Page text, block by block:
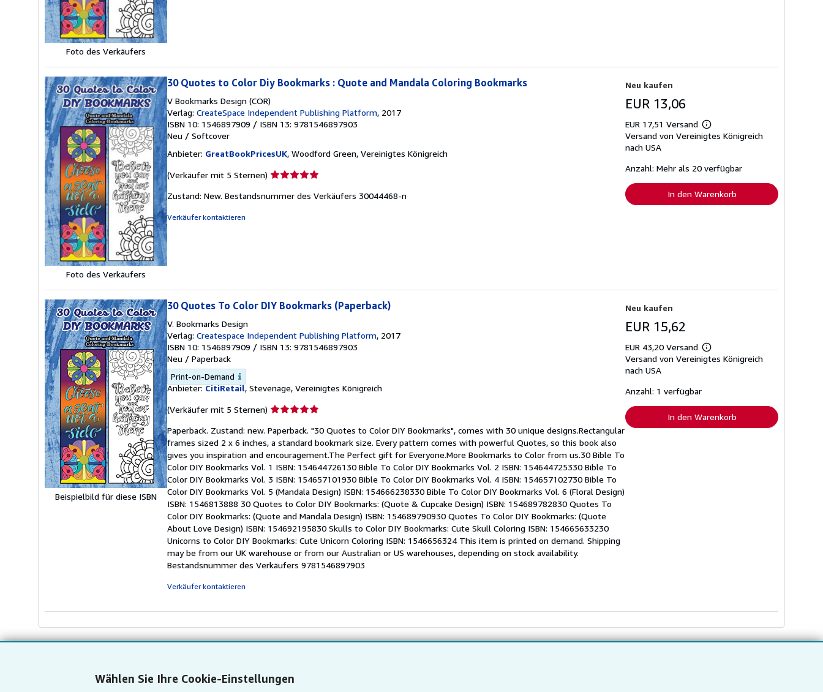
Wählen Sie Ihre Cookie-Einstellungen
Foto des Verkäufers
Foto des Verkäufers
30 Quotes to Color Diy Bookmarks : Quote and Mandala Coloring Bookmarks
V Bookmarks Design (COR)
Verlag: CreateSpace Independent Publishing Platform, 2017
ISBN 10: 1546897909 / ISBN 13: 9781546897903
Neu / Softcover
Anbieter: GreatBookPricesUK, Woodford Green, Vereinigtes Königreich
(Verkäufer mit 5 Sternen) Verkäuferbewertung
von
Zustand: New. Bestandsnummer des Verkäufers 30044468-n
Verkäufer kontaktieren
Neu kaufen
EUR 13,06
EUR 17,51 Versand
Weitere
Informationen
Versand von Vereinigtes Königreich
nach USA
Anzahl: Mehr als 20 verfügbar
In den Warenkorb
Beispielbild für diese ISBN
30 Quotes To Color DIY Bookmarks (Paperback)
V. Bookmarks Design
Verlag: Createspace Independent Publishing Platform, 2017
ISBN 10: 1546897909 / ISBN 13: 9781546897903
Neu / Paperback
Print-on-Demand
Anbieter: CitiRetail, Stevenage, Vereinigtes Königreich
(Verkäufer mit 5 Sternen) Verkäuferbewertung
von
5
Sternen
Paperback. Zustand: new. Paperback. "30 Quotes to Color DIY Bookmarks", comes with 30 unique designs.Rectangular
frames sized 2 x 6 inches, a standard bookmark size. Every pattern comes with powerful Quotes, so this book also
gives you inspiration and encouragement.The Perfect gift for Everyone.More Bookmarks to Color from us.30 Bible To
Color DIY Bookmarks Vol. 1 ISBN: 154644726130 Bible To Color DIY Bookmarks Vol. 2 ISBN: 154644725330 Bible To
Color DIY Bookmarks Vol. 3 ISBN: 154657101930 Bible To Color DIY Bookmarks Vol. 4 ISBN: 154657102730 Bible To
Color DIY Bookmarks Vol. 5 (Mandala Design) ISBN: 154666238330 Bible To Color DIY Bookmarks Vol. 6 (Floral Design)
ISBN: 1546813888 30 Quotes to Color DIY Bookmarks: (Quote & Cupcake Design) ISBN: 154689782830 Quotes To
Color DIY Bookmarks: (Quote and Mandala Design) ISBN: 154689790930 Quotes To Color DIY Bookmarks: (Quote
About Love Design) ISBN: 154692195830 Skulls to Color DIY Bookmarks: Cute Skull Coloring ISBN: 154665633230
Unicorns to Color DIY Bookmarks: Cute Unicorn Coloring ISBN: 1546656324 This item is printed on demand. Shipping
may be from our UK warehouse or from our Australian or US warehouses, depending on stock availability.
Bestandsnummer des Verkäufers 9781546897903
Verkäufer kontaktieren
Neu kaufen
EUR 15,62
EUR 43,20 Versand
Weitere
Informationen
Versand von Vereinigtes Königreich
nach USA
Anzahl: 1 verfügbar
In den Warenkorb